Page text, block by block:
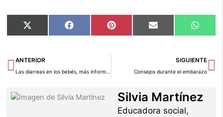
Compartir
en
X
(Twitter)
Compartir
en
Facebook Compartir
en
Pinterest Compartir
en
Email
en
Ant
ANTERIOR
Las diarreas en los bebés, más información
SIGUIENTE
Consejos durante el embarazo
Silvia Martínez
Educadora social,